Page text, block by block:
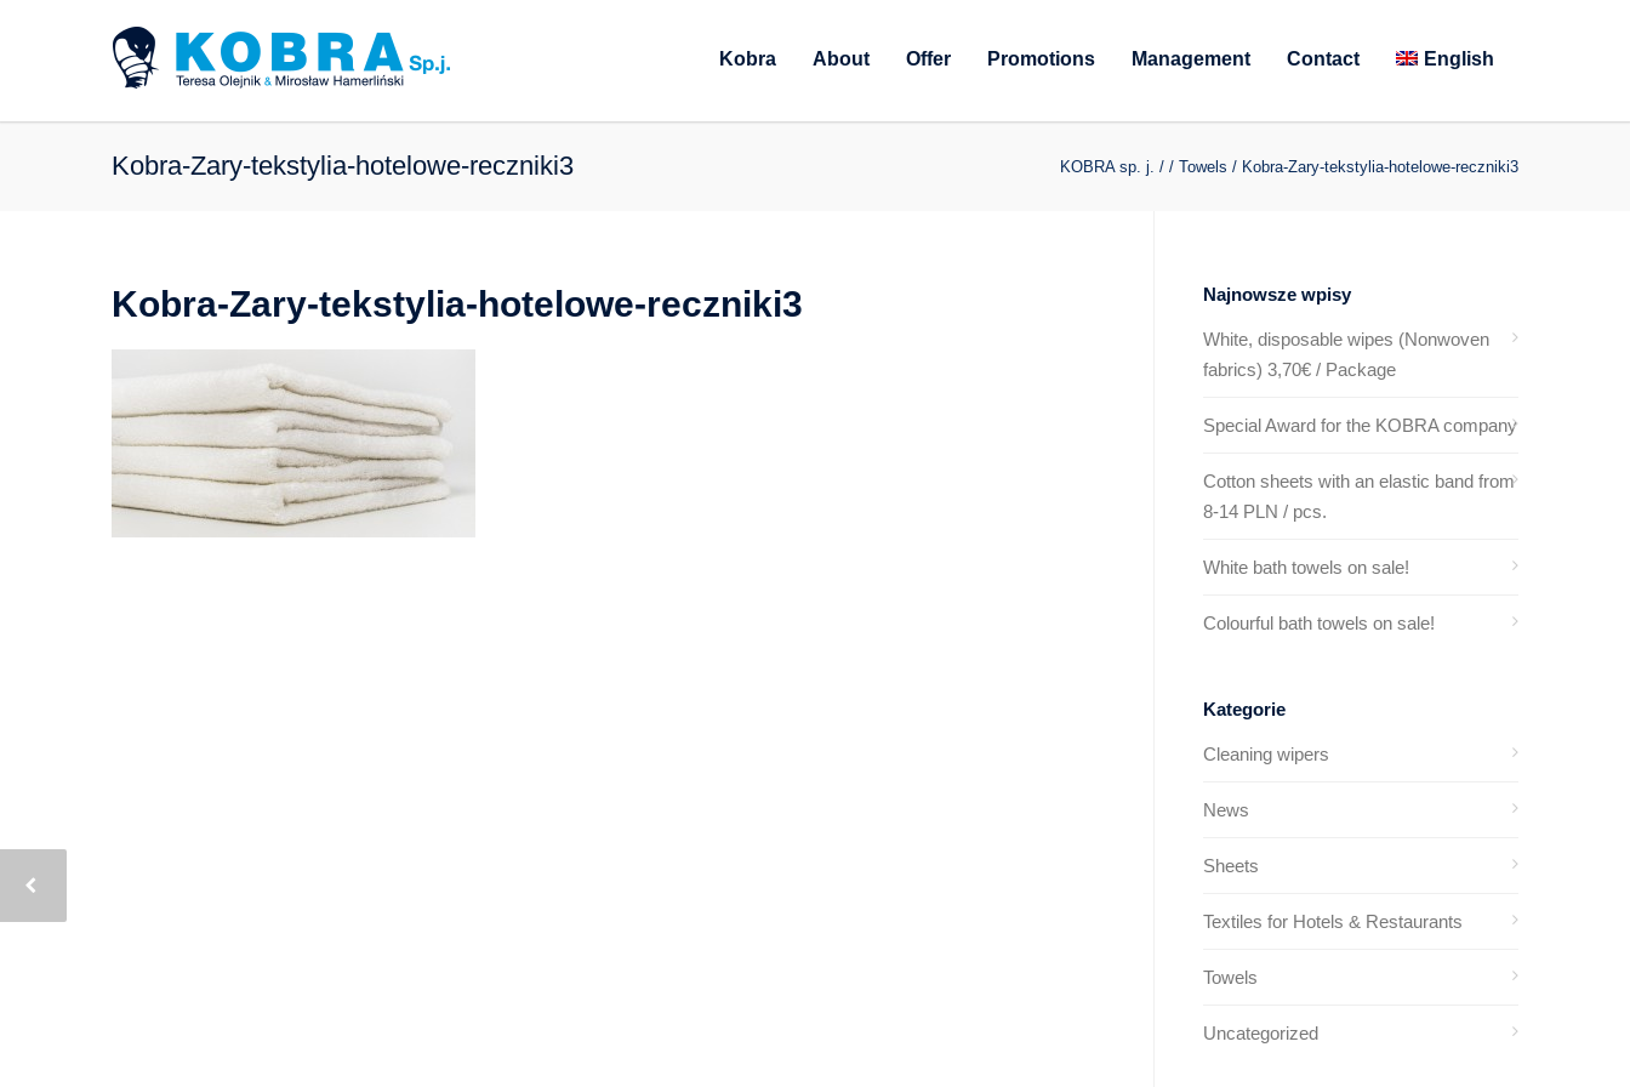
Kobra About Offer Promotions Management Contact English
Kobra-Zary-tekstylia-hotelowe-reczniki3 KOBRA sp. j. / / Towels / Kobra-Zary-tekstylia-hotelowe-reczniki3
Kobra-Zary-tekstylia-hotelowe-reczniki3 Najnowsze wpisy
White, disposable wipes (Nonwoven
fabrics) 3,70€ / Package
Special Award for the KOBRA company
Cotton sheets with an elastic band from
8-14 PLN / pcs.
White bath towels on sale!
Colourful bath towels on sale!
Kategorie
Cleaning wipers
News
Sheets
Textiles for Hotels & Restaurants
Towels
Uncategorized